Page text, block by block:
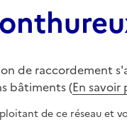
de raccordement
bâtiments (En savoir
de ce réseau